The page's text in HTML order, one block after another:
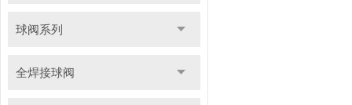
球阀系列
全焊接球阀